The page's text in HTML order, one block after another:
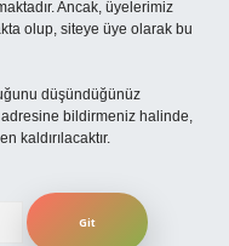
Ancak, üyelerimiz
olup, siteye üye olarak bu
düşündüğünüz
adresine bildirmeniz halinde,
kaldırılacaktır.